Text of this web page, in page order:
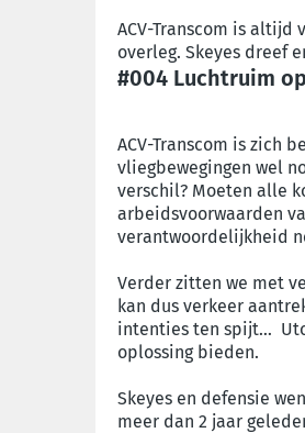
ACV-Transcom is
overleg. Skeyes dreef
#004 Luchtruim
ACV-Transcom is zich
vliegbewegingen wel
verschil? Moeten alle
arbeidsvoorwaarden
verantwoordelijkheid
Verder zitten we met
kan dus verkeer
intenties ten spijt…
oplossing bieden.
Skeyes en defensie
meer dan 2 jaar